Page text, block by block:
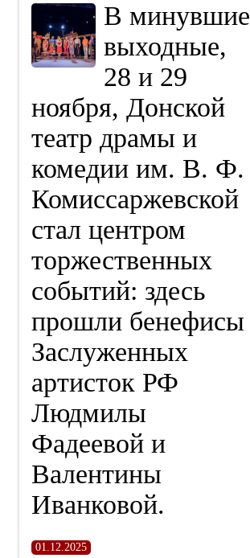
В минувшие
выходные,
28 и 29
ноября, Донской
театр драмы и
комедии им. В. Ф.
Комиссаржевской
стал центром
торжественных
событий: здесь
прошли бенефисы
Заслуженных
артисток РФ
Людмилы
Фадеевой и
Валентины
Иванковой.
01.12.2025